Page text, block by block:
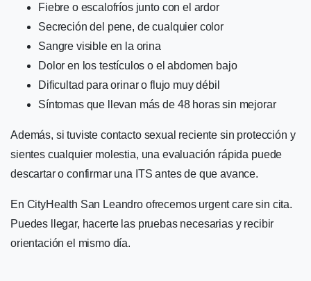
Fiebre o escalofríos junto con el ardor
Secreción del pene, de cualquier color
Sangre visible en la orina
Dolor en los testículos o el abdomen bajo
Dificultad para orinar o flujo muy débil
Síntomas que llevan más de 48 horas sin mejorar
Además, si tuviste contacto sexual reciente sin protección y
sientes cualquier molestia, una evaluación rápida puede
descartar o confirmar una ITS antes de que avance.
En CityHealth San Leandro ofrecemos urgent care sin cita.
Puedes llegar, hacerte las pruebas necesarias y recibir
orientación el mismo día.